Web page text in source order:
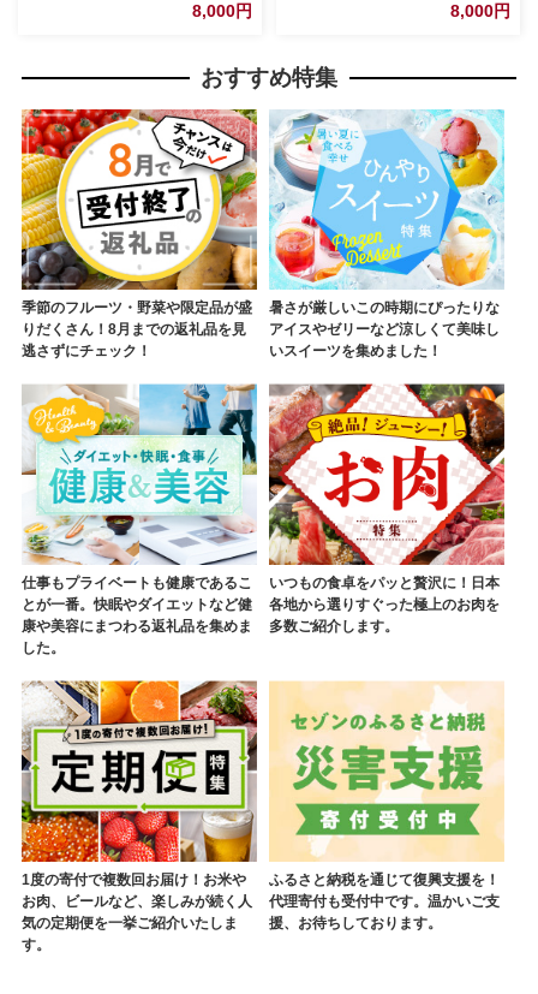
8,000円 8,000円
おすすめ特集
季節のフルーツ・野菜や限定品が盛
りだくさん！8月までの返礼品を見
逃さずにチェック！
暑さが厳しいこの時期にぴったりな
アイスやゼリーなど涼しくて美味し
いスイーツを集めました！
仕事もプライベートも健康であるこ
とが一番。快眠やダイエットなど健
康や美容にまつわる返礼品を集めま
した。
いつもの食卓をパッと贅沢に！日本
各地から選りすぐった極上のお肉を
多数ご紹介します。
1度の寄付で複数回お届け！お米や
お肉、ビールなど、楽しみが続く人
気の定期便を一挙ご紹介いたしま
す。
ふるさと納税を通じて復興支援を！
代理寄付も受付中です。温かいご支
援、お待ちしております。